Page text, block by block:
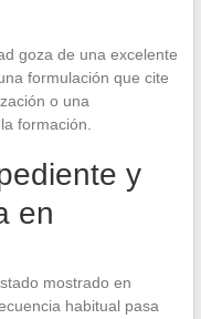
goza de una excelente
formulación que cite
o una
formación.
y
en
mostrado en
habitual pasa